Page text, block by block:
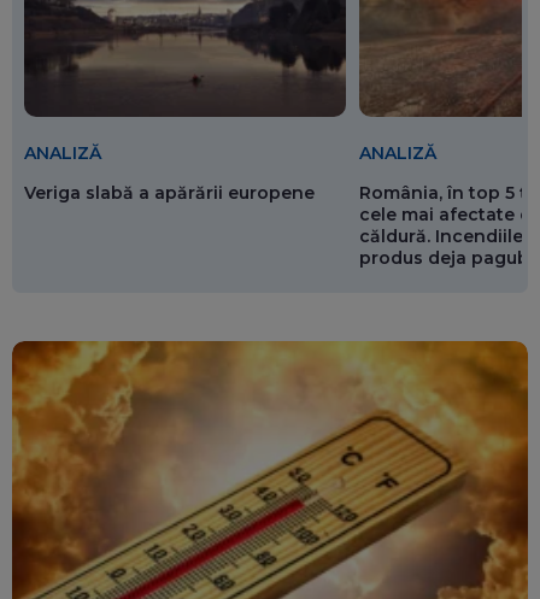
ANALIZĂ
Veriga slabă a apărării europene
ANALIZĂ
România, în top 5
cele mai afectate
căldură. Incendiile
produs deja